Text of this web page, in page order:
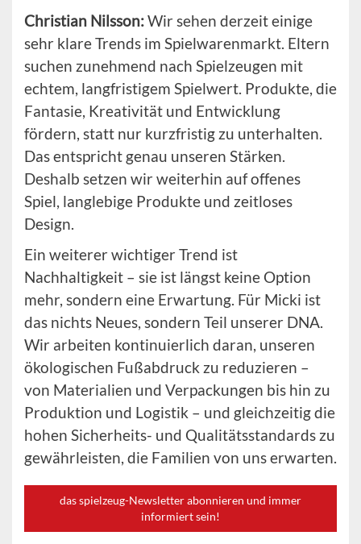
Christian Nilsson:Wir sehen derzeit einige
sehr klare Trends im Spielwarenmarkt. Eltern
suchen zunehmend nach Spielzeugen mit
echtem, langfristigem Spielwert. Produkte, die
Fantasie, Kreativität und Entwicklung
fördern, statt nur kurzfristig zu unterhalten.
Das entspricht genau unseren Stärken.
Deshalb setzen wir weiterhin auf offenes
Spiel, langlebige Produkte und zeitloses
Design.
Ein weiterer wichtiger Trend ist
Nachhaltigkeit – sie ist längst keine Option
mehr, sondern eine Erwartung. Für Micki ist
das nichts Neues, sondern Teil unserer DNA.
Wir arbeiten kontinuierlich daran, unseren
ökologischen Fußabdruck zu reduzieren –
von Materialien und Verpackungen bis hin zu
Produktion und Logistik – und gleichzeitig die
hohen Sicherheits- und Qualitätsstandards zu
gewährleisten, die Familien von uns erwarten.
das spielzeug-Newsletter abonnieren und immer
informiert sein!